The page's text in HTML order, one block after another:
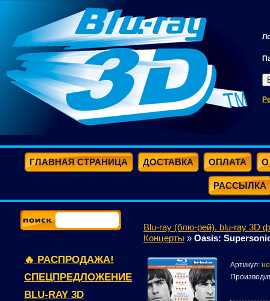
ГЛАВНАЯ СТРАНИЦА ДОСТАВКА ОПЛАТА О
РАССЫЛКА
🔥 РАСПРОДАЖА!
СПЕЦПРЕДЛОЖЕНИЕ
BLU-RAY 3D
Blu-ray (блю-рей). blu-ray 3D
Концерты » Oasis:
Артикул: